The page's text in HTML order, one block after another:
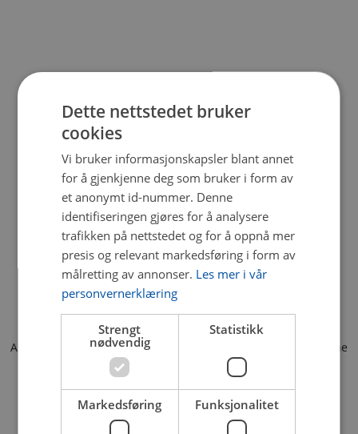
Application error: a client-side exception has occurred (see the
browser console for more information).
Dette nettstedet bruker
cookies
Vi bruker informasjonskapsler blant annet
for å gjenkjenne deg som bruker i form av
et anonymt id-nummer. Denne
identifiseringen gjøres for å analysere
trafikken på nettstedet og for å oppnå mer
presis og relevant markedsføring i form av
målretting av annonser. Les mer i vår
personvernerklæring
Strengt
nødvendig
Statistikk
Markedsføring Funksjonalitet